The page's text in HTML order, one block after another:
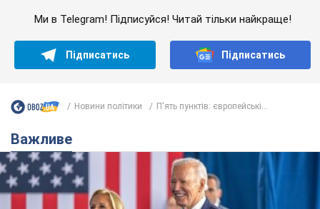
Ми в Telegram! Підписуйся! Читай тільки найкраще!
Підписатись Підписатись
Новини політики П'ять пунктів: європейські...
Важливе